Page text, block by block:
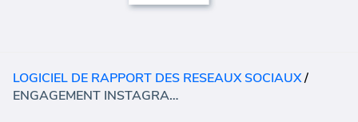
LOGICIEL DE RAPPORT DES RESEAUX SOCIAUX/
ENGAGEMENT INSTAGRAM (RAPPORT)